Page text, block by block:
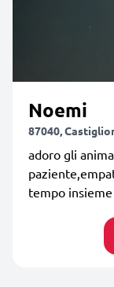
Noemi
87040,
adoro gli
tempo